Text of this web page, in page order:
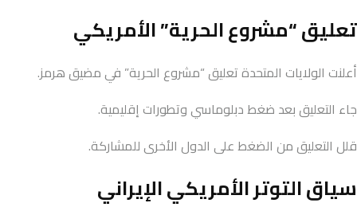
تعليق “مشروع الحرية” الأمريكي
أعلنت الولايات المتحدة تعليق “مشروع الحرية” في مضيق هرمز.
جاء التعليق بعد ضغط دبلوماسي وتطورات إقليمية.
قلل التعليق من الضغط على الدول الأخرى للمشاركة.
سياق التوتر الأمريكي الإيراني